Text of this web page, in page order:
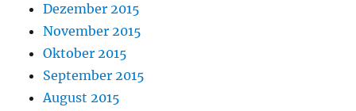
Dezember 2015
November 2015
Oktober 2015
September 2015
August 2015